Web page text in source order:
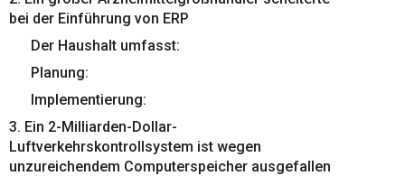
bei der Einführung von ERP
Der Haushalt umfasst:
Planung:
Implementierung:
3. Ein 2-Milliarden-Dollar-
Luftverkehrskontrollsystem ist wegen
unzureichendem Computerspeicher ausgefallen